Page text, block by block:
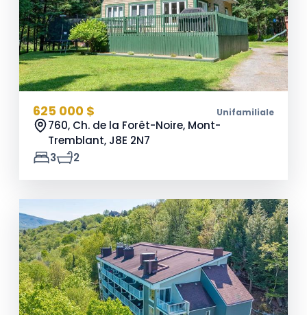
625 000 $ Unifamiliale
760, Ch. de la Forêt-Noire, Mont-
Tremblant, J8E 2N7
3
2